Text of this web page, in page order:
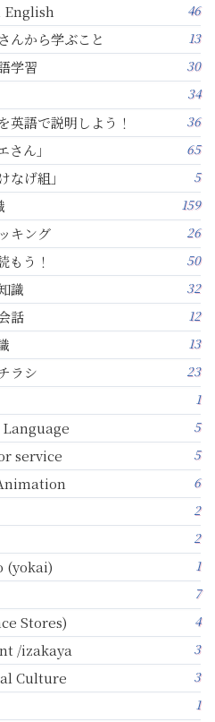
English 46
んから学ぶこと 13
学習 30
34
英語で説明しよう！ 36
ん」 65
なげ組」 5
159
キング 26
もう！ 50
識 32
話 12
13
ラシ 23
1
5
service 5
6
2
2
(yokai) 1
7
Stores) 4
/izakaya 3
Culture 3
1